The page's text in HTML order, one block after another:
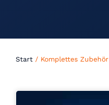
Start / Komplettes Zubehör